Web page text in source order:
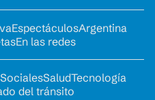
EspectáculosArgentina
En las redes
SocialesSaludTecnología
del tránsito